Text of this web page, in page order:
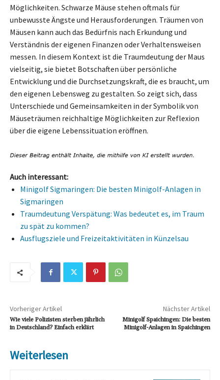
Möglichkeiten. Schwarze Mäuse stehen oftmals für
unbewusste Ängste und Herausforderungen. Träumen von
Mäusen kann auch das Bedürfnis nach Erkundung und
Verständnis der eigenen Finanzen oder Verhaltensweisen
messen. In diesem Kontext ist die Traumdeutung der Maus
vielseitig, sie bietet Botschaften über persönliche
Entwicklung und die Durchsetzungskraft, die es braucht, um
den eigenen Lebensweg zu gestalten. So zeigt sich, dass
Unterschiede und Gemeinsamkeiten in der Symbolik von
Mäuseträumen reichhaltige Möglichkeiten zur Reflexion
über die eigene Lebenssituation eröffnen.
Auch interessant:
Minigolf Sigmaringen: Die besten Minigolf-Anlagen in
Sigmaringen
Traumdeutung Verspätung: Was bedeutet es, im Traum
zu spät zu kommen?
Ausflugsziele und Freizeitaktivitäten in Künzelsau
Vorheriger Artikel
Wie viele Polizisten sterben jährlich
in Deutschland? Einfach erklärt
Nächster Artikel
Minigolf Spaichingen: Die besten
Minigolf-Anlagen in Spaichingen
Weiterlesen